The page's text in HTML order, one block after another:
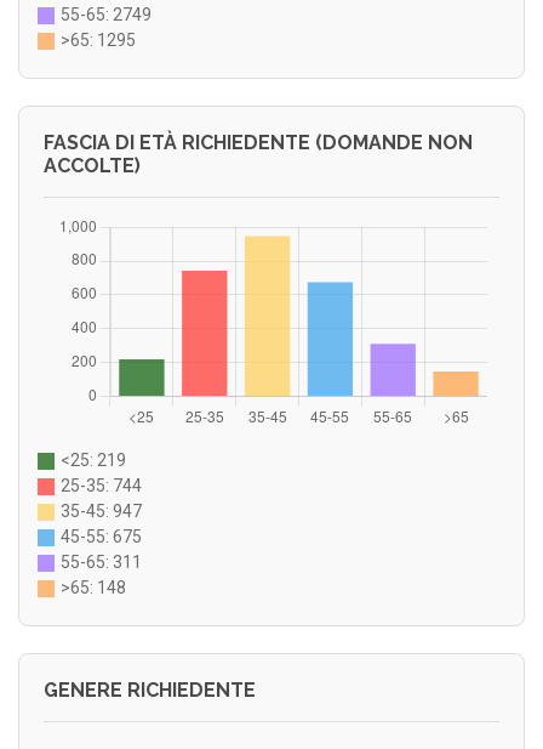
55-65: 2749
>65: 1295
FASCIA DI ETÀ RICHIEDENTE (DOMANDE NON
ACCOLTE)
<25: 219
25-35: 744
35-45: 947
45-55: 675
55-65: 311
>65: 148
GENERE RICHIEDENTE